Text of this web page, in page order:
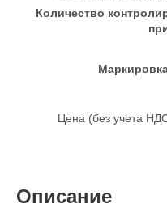
Количество
Цена (без учета
Описание